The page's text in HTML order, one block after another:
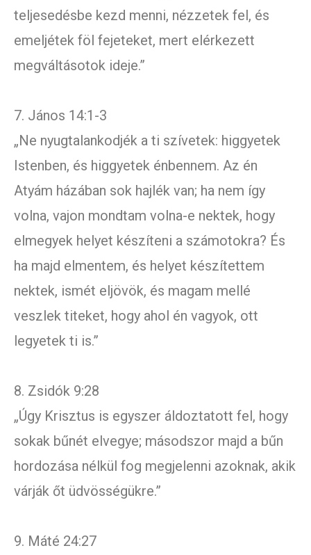
teljesedésbe kezd menni, nézzetek fel, és
emeljétek föl fejeteket, mert elérkezett
megváltásotok ideje.”
7. János 14:1-3
„Ne nyugtalankodjék a ti szívetek: higgyetek
Istenben, és higgyetek énbennem. Az én
Atyám házában sok hajlék van; ha nem így
volna, vajon mondtam volna-e nektek, hogy
elmegyek helyet készíteni a számotokra? És
ha majd elmentem, és helyet készítettem
nektek, ismét eljövök, és magam mellé
veszlek titeket, hogy ahol én vagyok, ott
legyetek ti is.”
8. Zsidók 9:28
„Úgy Krisztus is egyszer áldoztatott fel, hogy
sokak bűnét elvegye; másodszor majd a bűn
hordozása nélkül fog megjelenni azoknak, akik
várják őt üdvösségükre.”
9. Máté 24:27